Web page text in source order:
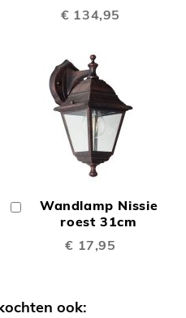
€ 134,95
Wandlamp Nissie
roest 31cm
€ 17,95
Winkelwagen
ook: